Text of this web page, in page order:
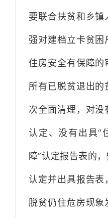
要联合扶贫和乡镇
强对建档立卡贫困
住房安全有保障的
所有已脱贫退出的
次全面清理，对没
认定、没有出具“
障”认定报告表的
认定并出具报告表
脱贫仍住危房现象